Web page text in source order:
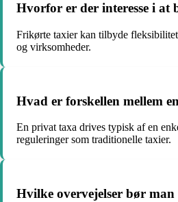
Hvorfor er der interesse i
Frikørte taxier kan tilbyde
og virksomheder.
Hvad er forskellen mellem
En privat taxa drives typisk af en
reguleringer som traditionelle taxier.
Hvilke overvejelser bør